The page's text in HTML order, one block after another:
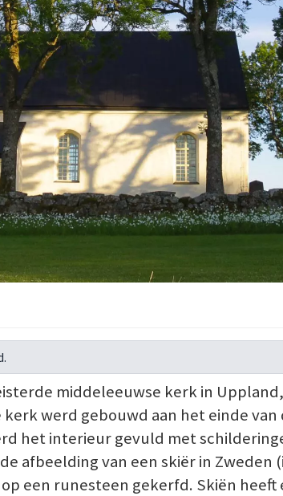
middeleeuwse kerk in
werd gebouwd aan het einde van
het interieur gevuld met
afbeelding van een skiër in Zweden
een runesteen gekerfd. Skiën heeft